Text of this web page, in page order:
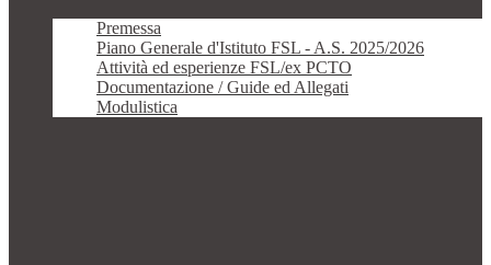
Premessa
Piano Generale d'Istituto FSL - A.S. 2025/2026
Attività ed esperienze FSL/ex PCTO
Documentazione / Guide ed Allegati
Modulistica